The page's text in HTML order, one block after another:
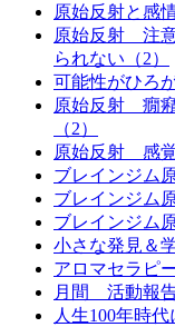
原始反射と感
原始反射 注意
られない（2）
可能性がひろ
原始反射 癇
（2）
原始反射 感覚
ブレインジム
ブレインジム
ブレインジム
小さな発見＆
アロマセラピー
月間 活動報告
人生100年時